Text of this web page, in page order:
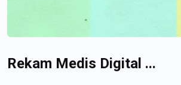
Rekam Medis Digital ...